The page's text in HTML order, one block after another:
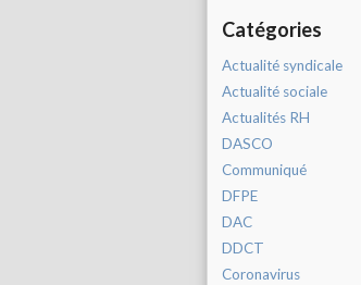
Catégories
Actualité syndicale
Actualité sociale
Actualités RH
DASCO
Communiqué
DFPE
DAC
DDCT
Coronavirus